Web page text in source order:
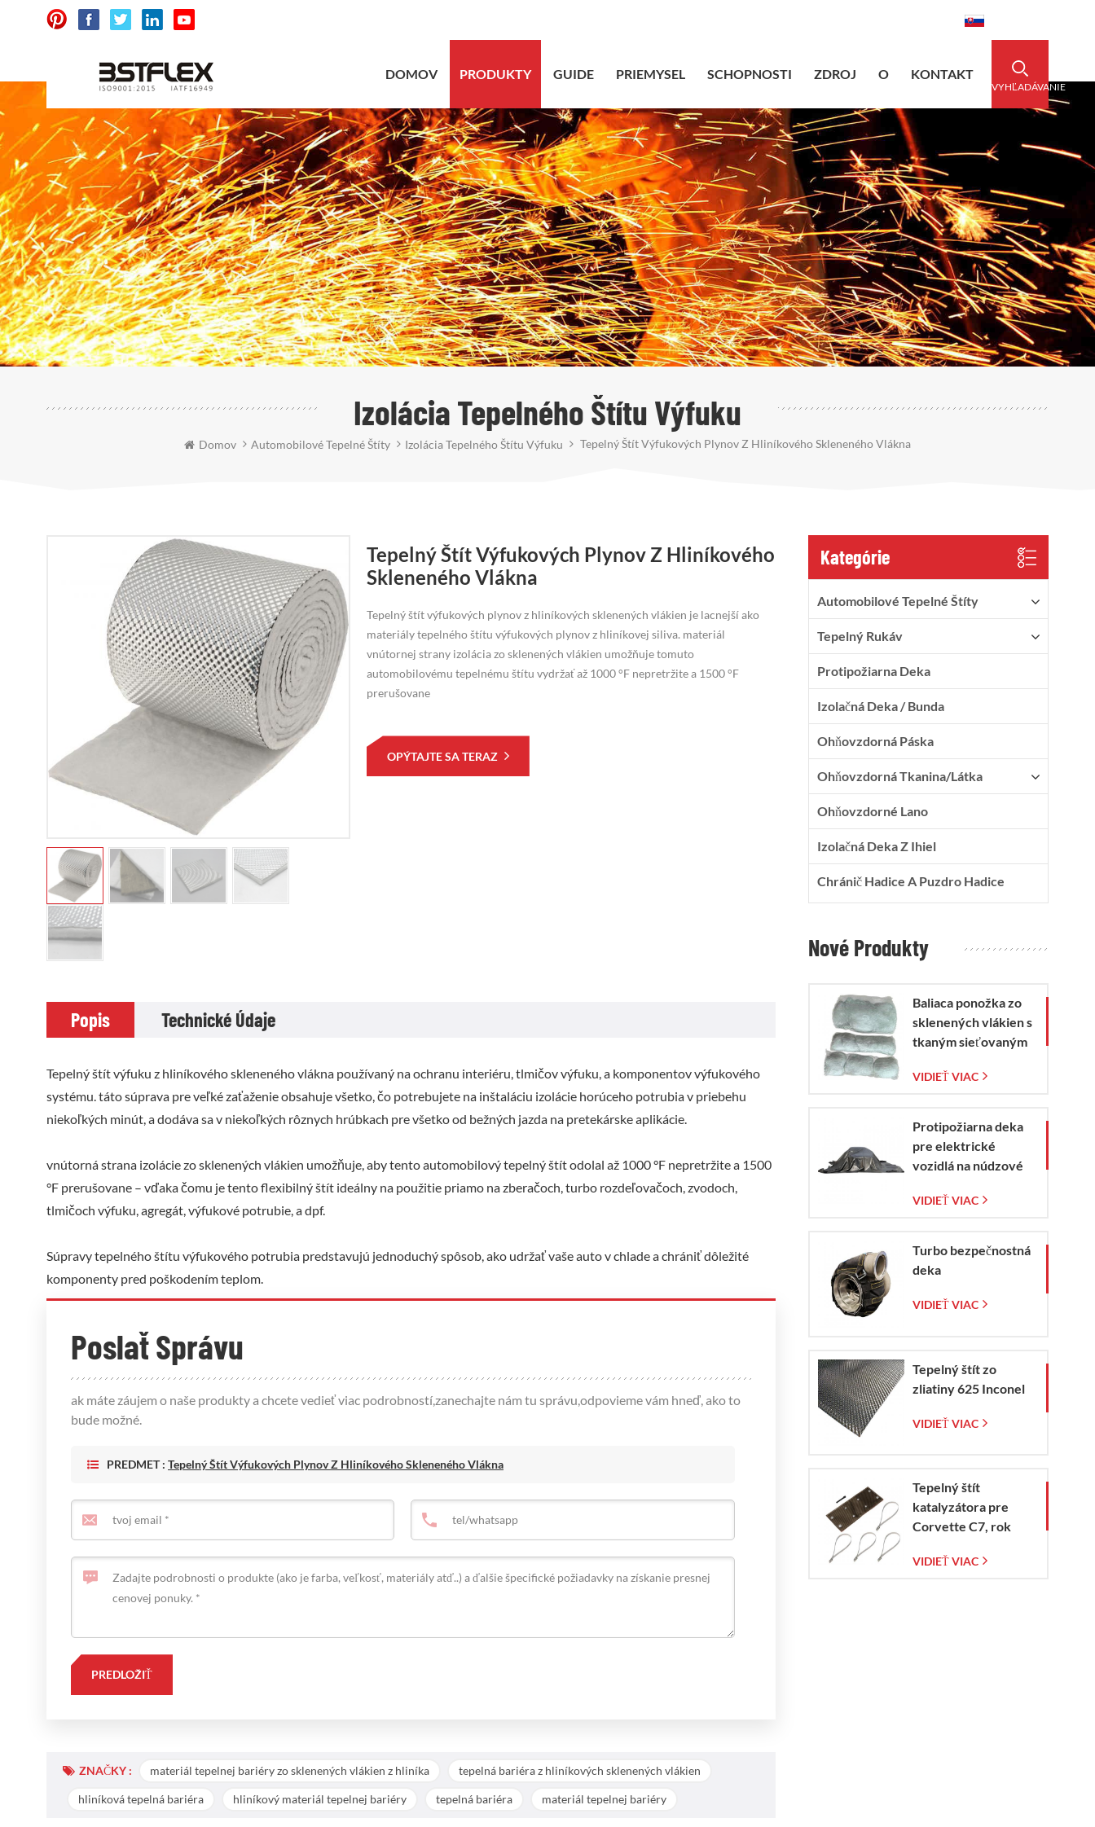
VYHĽADÁVANIE
DOMOV PRODUKTY GUIDE PRIEMYSEL SCHOPNOSTI ZDROJ O KONTAKT
Izolácia Tepelného Štítu Výfuku
Domov Automobilové Tepelné Štíty Izolácia Tepelného Štítu Výfuku Tepelný Štít Výfukových Plynov Z Hliníkového Skleneného Vlákna
Tepelný Štít Výfukových Plynov Z Hliníkového
Skleneného Vlákna
Tepelný štít výfukových plynov z hliníkových sklenených vlákien je lacnejší ako
materiály tepelného štítu výfukových plynov z hliníkovej siliva. materiál
vnútornej strany izolácia zo sklenených vlákien umožňuje tomuto
automobilovému tepelnému štítu vydržať až 1000 °F nepretržite a 1500 °F
prerušovane
OPÝTAJTE SA TERAZ
Popis Technické Údaje
Tepelný štít výfuku z hliníkového skleneného vlákna používaný na ochranu interiéru, tlmičov výfuku, a komponentov výfukového
systému. táto súprava pre veľké zaťaženie obsahuje všetko, čo potrebujete na inštaláciu izolácie horúceho potrubia v priebehu
niekoľkých minút, a dodáva sa v niekoľkých rôznych hrúbkach pre všetko od bežných jazda na pretekárske aplikácie.
vnútorná strana izolácie zo sklenených vlákien umožňuje, aby tento automobilový tepelný štít odolal až 1000 °F nepretržite a 1500
°F prerušovane – vďaka čomu je tento flexibilný štít ideálny na použitie priamo na zberačoch, turbo rozdeľovačoch, zvodoch,
tlmičoch výfuku, agregát, výfukové potrubie, a dpf.
Súpravy tepelného štítu výfukového potrubia predstavujú jednoduchý spôsob, ako udržať vaše auto v chlade a chrániť dôležité
komponenty pred poškodením teplom.
Poslať Správu
ak máte záujem o naše produkty a chcete vedieť viac podrobností,zanechajte nám tu správu,odpovieme vám hneď, ako to
bude možné.
PREDMET : Tepelný Štít Výfukových Plynov Z Hliníkového Skleneného Vlákna
ZNAČKY : materiál tepelnej bariéry zo sklenených vlákien z hliníka tepelná bariéra z hliníkových sklenených vlákien
hliníková tepelná bariéra hliníkový materiál tepelnej bariéry tepelná bariéra materiál tepelnej bariéry
Kategórie
Automobilové Tepelné Štíty
Tepelný Rukáv
Protipožiarna Deka
Izolačná Deka / Bunda
Ohňovzdorná Páska
Ohňovzdorná Tkanina/látka
Ohňovzdorné Lano
Izolačná Deka Z Ihiel
Chránič Hadice A Puzdro Hadice
Nové Produkty
Baliaca ponožka zo
sklenených vlákien s
tkaným sieťovaným
sklenených vlákien
VIDIEŤ VIAC
Protipožiarna deka
pre elektrické
vozidlá na núdzové
elektromobilov a
VIDIEŤ VIAC
Turbo bezpečnostná
deka
VIDIEŤ VIAC
Tepelný štít zo
zliatiny 625 Inconel
VIDIEŤ VIAC
Tepelný štít
katalyzátora pre
Corvette C7, rok
VIDIEŤ VIAC